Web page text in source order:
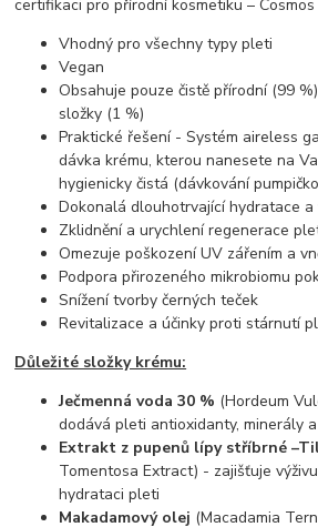
certifikaci pro přírodní kosmetiku – Cosmos
Vhodný pro všechny typy pleti
Vegan
Obsahuje pouze čistě přírodní (99
složky (1 %)
Praktické řešení - Systém aireless
dávka krému, kterou nanesete na
hygienicky čistá (dávkování
Dokonalá dlouhotrvající hydratace a
Zklidnění a urychlení regenerace
Omezuje poškození UV zářením a
Podpora přirozeného mikrobiomu
Snížení tvorby černých teček
Revitalizace a účinky proti stárnutí
Důležité složky krému:
Ječmenná voda 30 % (Hordeum
dodává pleti antioxidanty, minerály
Extrakt z pupenů lípy stříbrné
Tomentosa Extract) - zajišťuje
hydrataci pleti
Makadamový olej (Macadamia